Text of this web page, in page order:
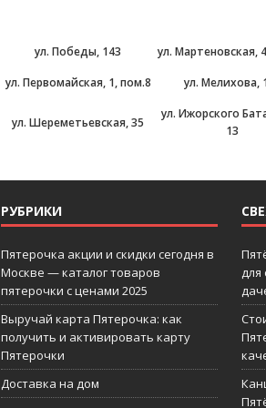
ул. Победы, 143 ул. Мартеновская,
ул. Первомайская, 1, пом.8
ул. Мелихова,
ул. Шереметьевская, 35
ул. Ижорского
13
РУБРИКИ
Пятерочка акции и скидки сегодня в
Москве — каталог товаров
пятерочки с ценами 2025
Выручай карта Пятерочка: как
получить и активировать карту
Пятерочки
Доставка на дом
для